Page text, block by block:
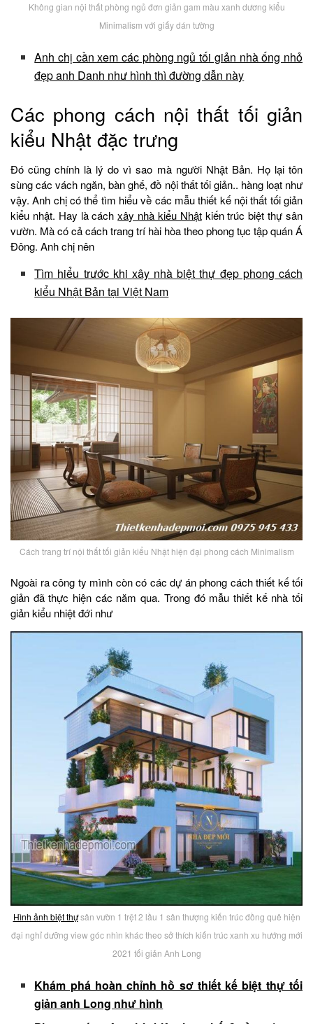
Không gian nội thất phòng ngủ đơn giản gam màu xanh dương kiểu
Minimalism với giấy dán tường
Anh chị cần xem các phòng ngủ tối giản nhà ống nhỏ
đẹp anh Danh như hình thì đường dẫn này
Các phong cách nội thất tối giản
kiểu Nhật đặc trưng
Đó cũng chính là lý do vì sao mà người Nhật Bản. Họ lại tôn
sùng các vách ngăn, bàn ghế, đồ nội thất tối giản.. hàng loạt như
vậy. Anh chị có thể tìm hiểu về các mẫu thiết kế nội thất tối giản
kiểu nhật. Hay là cáchxây nhà kiểu Nhậtkiến trúc biệt thự sân
vườn. Mà có cả cách trang trí hài hòa theo phong tục tập quán Á
Đông. Anh chị nên
Tìm hiểu trước khi xây nhà biệt thự đẹp phong cách
kiểu Nhật Bản tại Việt Nam
Cách trang trí nội thất tối giản kiểu Nhật hiện đại phong cách Minimalism
Ngoài ra công ty mình còn có các dự án phong cách thiết kế tối
giản đã thực hiện các năm qua. Trong đó mẫu thiết kế nhà tối
giản kiểu nhiệt đới như
Hình ảnh biệt thựsân vườn 1 trệt 2 lầu 1 sân thượng kiến trúc đồng quê hiện
đại nghỉ dưỡng view góc nhìn khác theo sở thích kiến trúc xanh xu hướng mới
2021 tối giản Anh Long
Khám phá hoàn chỉnh hồ sơ thiết kế biệt thự tối
giản anh Long như hình